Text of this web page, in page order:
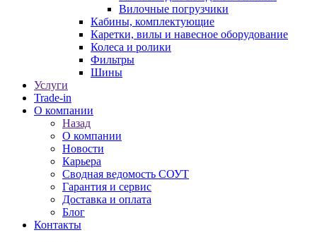
Вилочные погрузчики
Кабины, комплектующие
Каретки, вилы и навесное оборудование
Колеса и ролики
Фильтры
Шины
Услуги
Trade-in
О компании
Назад
О компании
Новости
Карьера
Сводная ведомость СОУТ
Гарантия и сервис
Доставка и оплата
Блог
Контакты